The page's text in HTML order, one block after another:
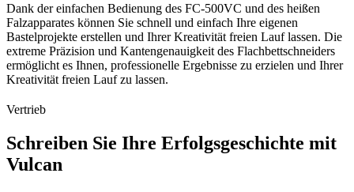
Dank der einfachen Bedienung des FC-500VC und des heißen
Falzapparates können Sie schnell und einfach Ihre eigenen
Bastelprojekte erstellen und Ihrer Kreativität freien Lauf lassen. Die
extreme Präzision und Kantengenauigkeit des Flachbettschneiders
ermöglicht es Ihnen, professionelle Ergebnisse zu erzielen und Ihrer
Kreativität freien Lauf zu lassen.
Vertrieb
Schreiben Sie Ihre Erfolgsgeschichte mit
Vulcan